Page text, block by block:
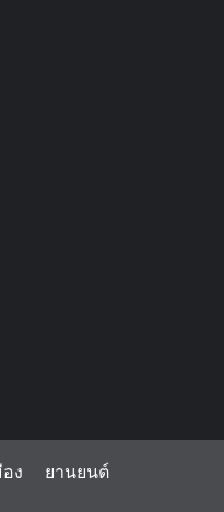
อง
ยานยนต์